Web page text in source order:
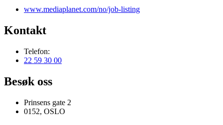
www.mediaplanet.com/no/job-listing
Kontakt
Telefon:
22 59 30 00
Besøk oss
Prinsens gate 2
0152, OSLO